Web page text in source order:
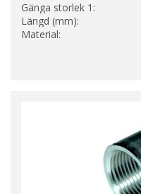
Gänga storlek 1:
Längd (mm):
Material: